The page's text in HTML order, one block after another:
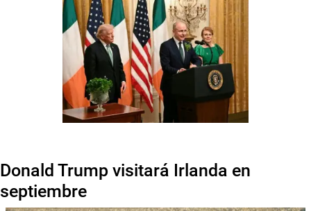
Donald Trump visitará Irlanda en
septiembre